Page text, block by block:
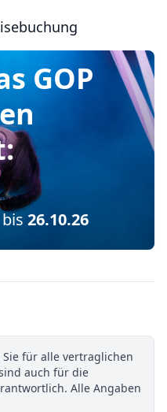
/ Reisebuchung für
GOP
bis 26.10.26
für alle vertraglichen
auch für die
Alle Angaben